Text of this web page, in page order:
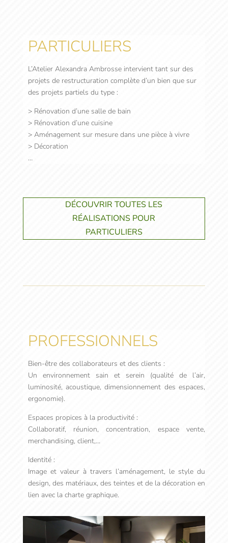
PARTICULIERS
L’Atelier Alexandra Ambrosse intervient tant sur des
projets de restructuration complète d’un bien que sur
des projets partiels du type :
> Rénovation d’une salle de bain
> Rénovation d’une cuisine
> Aménagement sur mesure dans une pièce à vivre
> Décoration
…
DÉCOUVRIR TOUTES LES
RÉALISATIONS POUR
PARTICULIERS
PROFESSIONNELS
Bien-être des collaborateurs et des clients :
Un environnement sain et serein (qualité de l’air,
luminosité, acoustique, dimensionnement des espaces,
ergonomie).
Espaces propices à la productivité :
Collaboratif, réunion, concentration, espace vente,
merchandising, client,…
Identité :
Image et valeur à travers l’aménagement, le style du
design, des matériaux, des teintes et de la décoration en
lien avec la charte graphique.